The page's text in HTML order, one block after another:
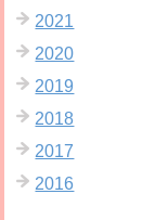
2021
2020
2019
2018
2017
2016